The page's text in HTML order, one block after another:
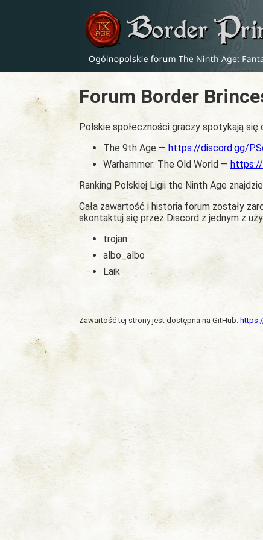
Forum Border
Polskie społeczności graczy spotykają się
The 9th Age — https://discord.gg/
Warhammer: The Old World — https://
Ranking Polskiej Ligii the Ninth Age
Cała zawartość i historia forum zostały
skontaktuj się przez Discord z jednym z
trojan
albo_albo
Laik
Zawartość tej strony jest dostępna na GitHub: